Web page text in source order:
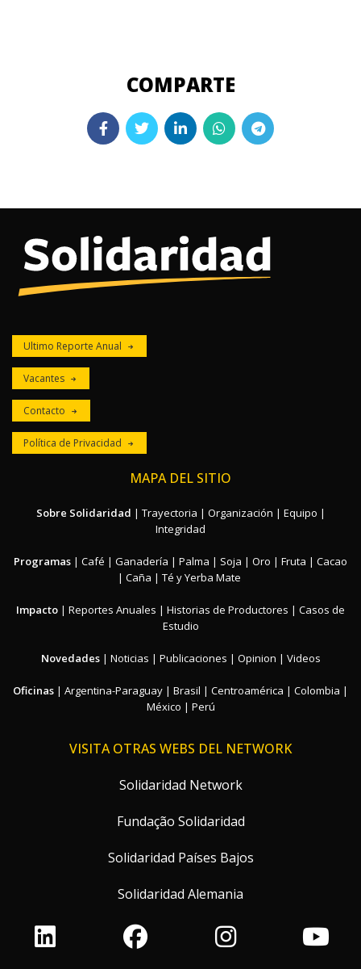
Ultimo Reporte Anual
Vacantes
Contacto
Política de Privacidad
MAPA DEL SITIO
Sobre Solidaridad | Trayectoria | Organización | Equipo |
Integridad
Programas | Café | Ganadería | Palma | Soja | Oro | Fruta | Cacao
| Caña | Té y Yerba Mate
Impacto | Reportes Anuales | Historias de Productores | Casos de
Estudio
Novedades| Noticias | Publicaciones | Opinion | Videos
Oficinas | Argentina-Paraguay | Brasil | Centroamérica | Colombia |
México | Perú
VISITA OTRAS WEBS DEL NETWORK
Solidaridad Network
Fundação Solidaridad
Solidaridad Países Bajos
Solidaridad Alemania